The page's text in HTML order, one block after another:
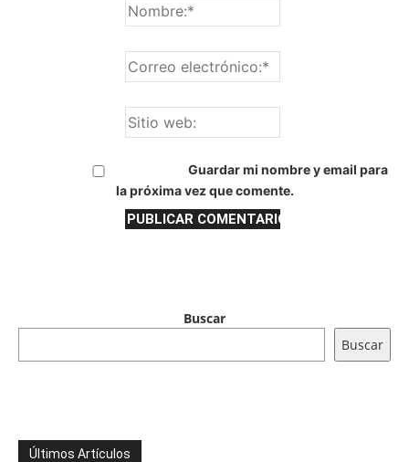
Guardar mi nombre y email para
la próxima vez que comente.
Buscar
Buscar
Últimos Artículos